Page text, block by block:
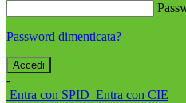
Password dimenticata?
-
Entra con SPID Entra con CIE